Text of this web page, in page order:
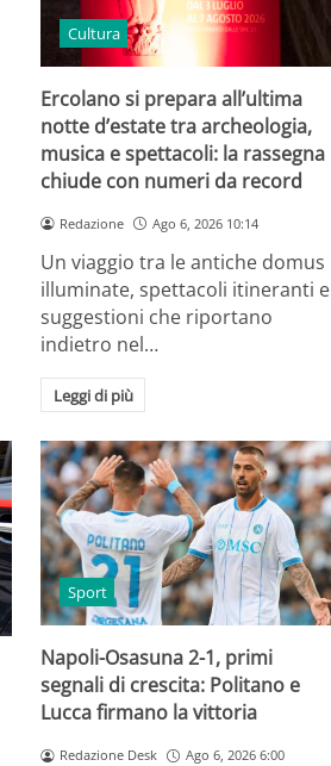
Cultura
Ercolano si prepara all’ultima
notte d’estate tra archeologia,
musica e spettacoli: la rassegna
chiude con numeri da record
Redazione Ago 6, 2026 10:14
Un viaggio tra le antiche domus
illuminate, spettacoli itineranti e
suggestioni che riportano
indietro nel…
Leggi di più
Sport
Napoli-Osasuna 2-1, primi
segnali di crescita: Politano e
Lucca firmano la vittoria
Redazione Desk Ago 6, 2026 6:00